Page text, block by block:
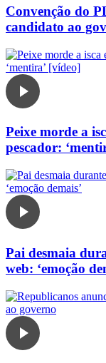
Convenção do
candidato ao
Peixe morde a
pescador:
Pai desmaia
web: ‘emoção